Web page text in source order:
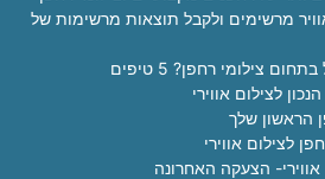
מרשימים ולקבל תוצאות מרשימות של
צילומי רחפן? 5 טיפים
לצילום אווירי
הראשון שלך
אווירי- הצעקה האחרונה